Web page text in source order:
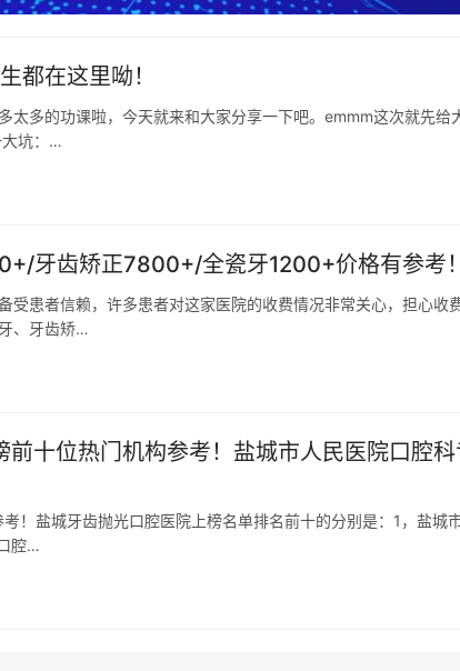
都在这里呦！
太多的功课啦，今天就来和大家分享一下吧。emmm这次就先给
大坑：…
牙齿矫正7800+/全瓷牙1200+价格有参考
患者信赖，许多患者对这家医院的收费情况非常关心，担心收
、牙齿矫…
十位热门机构参考！盐城市人民医院口腔
！盐城牙齿抛光口腔医院上榜名单排名前十的分别是：1，盐城
腔…